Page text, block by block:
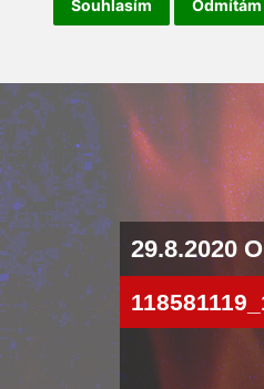
Souhlasím Odmítám
29.8.2020